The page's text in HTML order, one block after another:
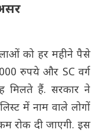
को हर महीने पैसे
रुपये और SC वर्ग
मिलते हैं. सरकार ने
में नाम वाले लोगों
रोक दी जाएगी. इस